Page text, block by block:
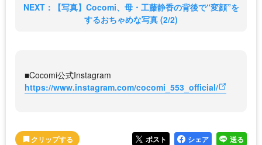
NEXT：【写真】Cocomi、母・工藤静香の背後で“変顔”を
するおちゃめな写真 (2/2)
■Cocomi公式Instagram
https://www.instagram.com/cocomi_553_official/
ポスト シェア 送る